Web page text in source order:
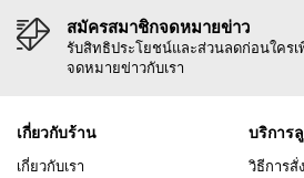
สมัครสมาชิกจดหมายข่าว
รับสิทธิประโยชน์และส่วนลดก่อนใคร
จดหมายข่าวกับเรา
เกี่ยวกับร้าน
เกี่ยวกับเรา
บริการ
วิธีการสั่